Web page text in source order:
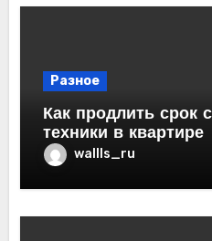
Разное
Как продлить срок
техники в квартире
wallls_ru